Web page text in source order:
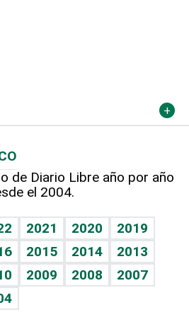
de Diario Libre año por año
el 2004.
2021 2020
2019
2015 2014
2013
2009 2008
2007